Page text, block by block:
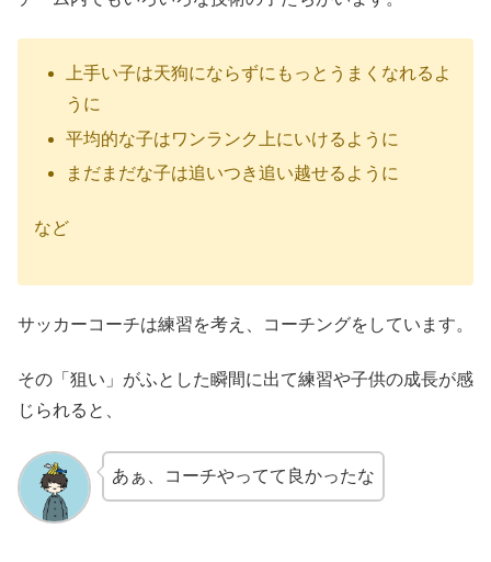
上手い子は天狗にならずにもっとうまくなれるよ
うに
平均的な子はワンランク上にいけるように
まだまだな子は追いつき追い越せるように
など
サッカーコーチは練習を考え、コーチングをしています。
その「狙い」がふとした瞬間に出て練習や子供の成長が感
じられると、
あぁ、コーチやってて良かったな